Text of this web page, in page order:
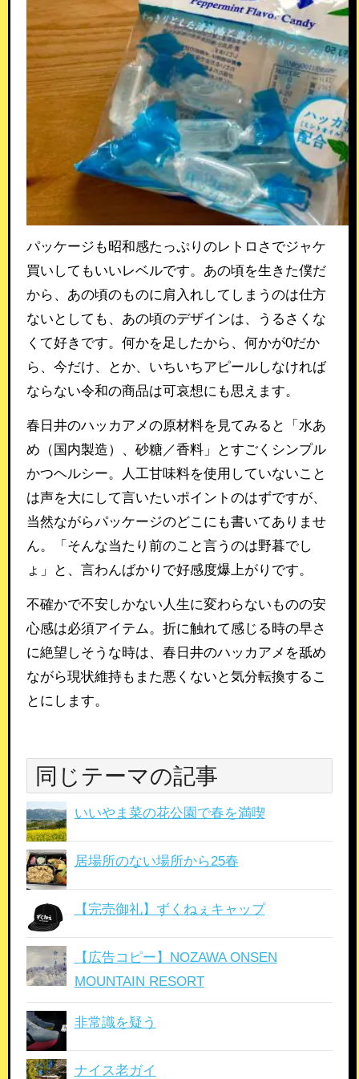
パッケージも昭和感たっぷりのレトロさでジャケ
買いしてもいいレベルです。あの頃を生きた僕だ
から、あの頃のものに肩入れしてしまうのは仕方
ないとしても、あの頃のデザインは、うるさくな
くて好きです。何かを足したから、何かが0だか
ら、今だけ、とか、いちいちアピールしなければ
ならない令和の商品は可哀想にも思えます。
春日井のハッカアメの原材料を見てみると「水あ
め（国内製造）、砂糖／香料」とすごくシンプル
かつヘルシー。人工甘味料を使用していないこと
は声を大にして言いたいポイントのはずですが、
当然ながらパッケージのどこにも書いてありませ
ん。「そんな当たり前のこと言うのは野暮でし
ょ」と、言わんばかりで好感度爆上がりです。
不確かで不安しかない人生に変わらないものの安
心感は必須アイテム。折に触れて感じる時の早さ
に絶望しそうな時は、春日井のハッカアメを舐め
ながら現状維持もまた悪くないと気分転換するこ
とにします。
同じテーマの記事
いいやま菜の花公園で春を満喫
居場所のない場所から25春
【完売御礼】ずくねぇキャップ
【広告コピー】NOZAWA ONSEN
MOUNTAIN RESORT
非常識を疑う
ナイス老ガイ